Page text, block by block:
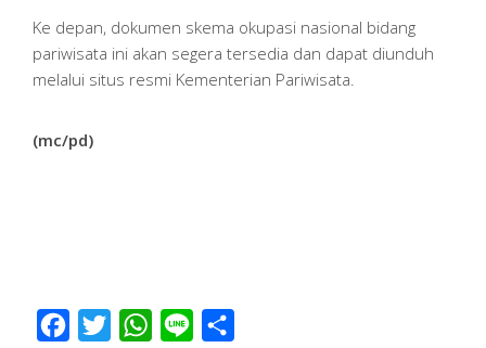
Ke depan, dokumen skema okupasi nasional bidang
pariwisata ini akan segera tersedia dan dapat diunduh
melalui situs resmi Kementerian Pariwisata.
(mc/pd)
Facebook
Twitter WhatsApp
Line